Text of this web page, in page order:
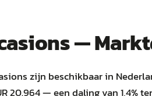
—
zijn beschikbaar in
20.964 — een daling van 1,4%